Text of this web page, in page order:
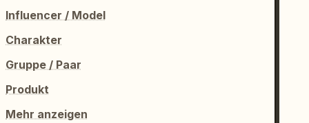
Influencer / Model
Charakter
Gruppe / Paar
Produkt
Mehr anzeigen